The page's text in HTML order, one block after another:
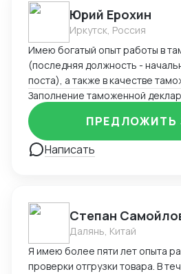
Юрий Ерохин
Иркутск, Россия
Имею богатый опыт работы в
(последняя должность -
поста), а также в качестве
представителя. Два высших
таможенное дело и
Заполнение таможенной
Написать
ПРЕДЛОЖИТЬ
Степан
Далянь, Китай
Я имею более пяти лет опыта
проверки отгрузки товара. В